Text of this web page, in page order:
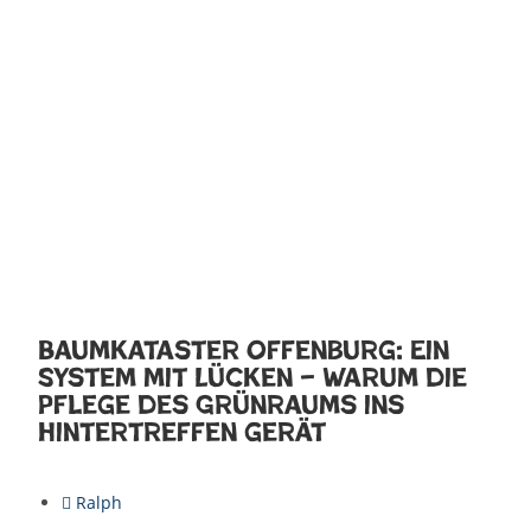
Baumkataster Offenburg: Ein
System mit Lücken – Warum die
Pflege des Grünraums ins
Hintertreffen gerät
Ralph